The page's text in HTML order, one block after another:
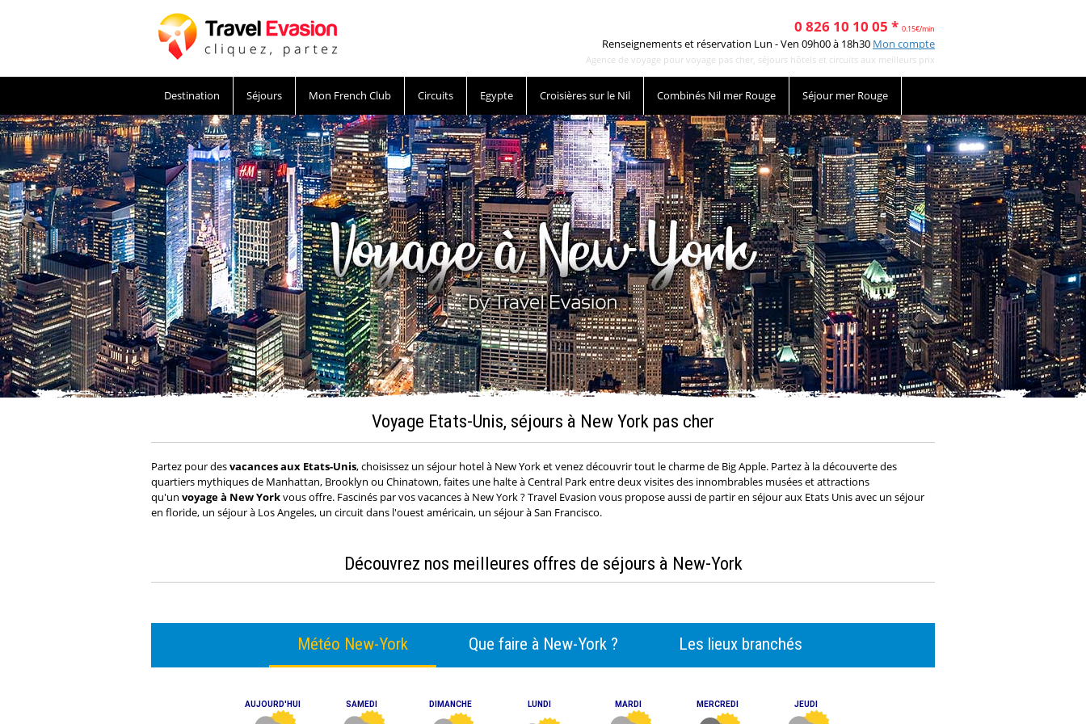
0 826 10 10 05 * 0.15€/min
Renseignements et réservation Lun - Ven 09h00 à 18h30 Mon compte
Agence de voyage pour voyage pas cher, séjours hôtels et circuits aux meilleurs prix
Destination Séjours Mon French Club Circuits Egypte Croisières sur le Nil Combinés Nil mer Rouge
Séjour mer Rouge
Voyage Etats-Unis, séjours à New York pas cher
Voyage Etats-Unis, séjours à New York pas cher
Partez pour desvacances aux Etats-Unis, choisissez un séjour hotel à New York et venez découvrir tout le charme de Big Apple. Partez à la découverte des
quartiers mythiques de Manhattan, Brooklyn ou Chinatown, faites une halte à Central Park entre deux visites des innombrables musées et attractions
qu'un voyage à New Yorkvous offre. Fascinés par vos vacances à New York ? Travel Evasion vous propose aussi de partir en séjour aux Etats Unis avec un séjour
en floride, un séjour à Los Angeles, un circuit dans l'ouest américain, un séjour à San Francisco.
Découvrez nos meilleures offres de séjours à New-York
Météo New-York Que faire à New-York ? Les lieux branchés